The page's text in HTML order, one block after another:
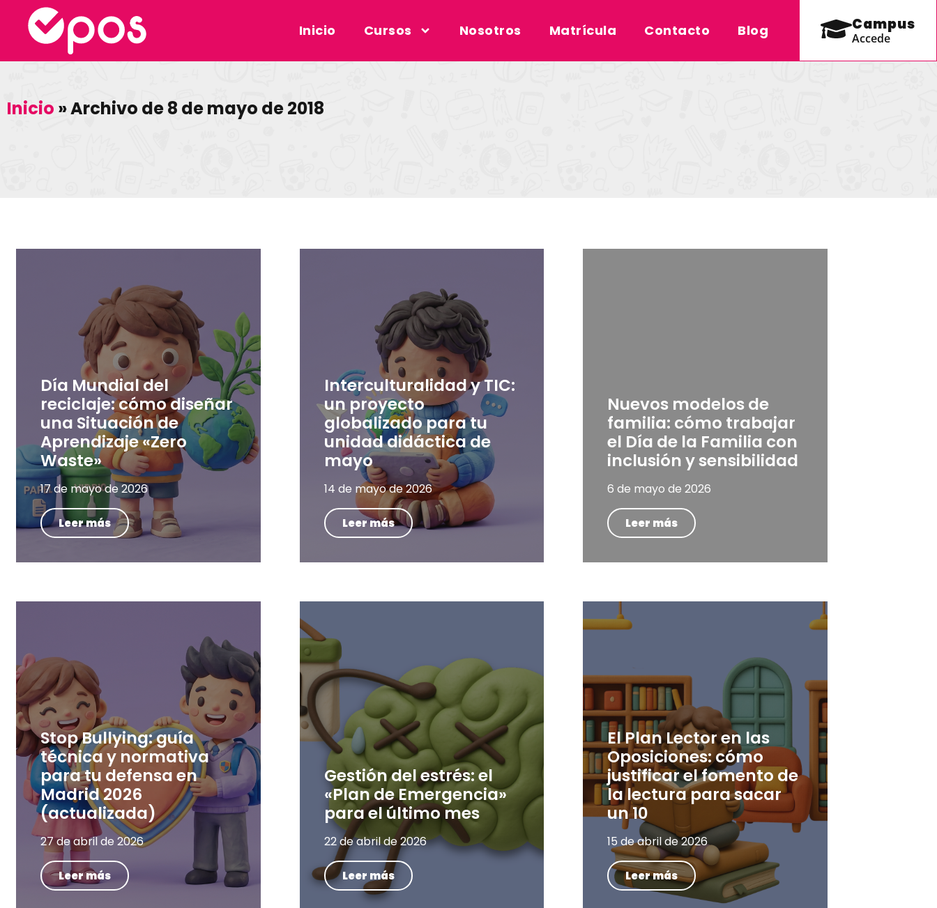
Inicio Cursos Nosotros Matrícula Contacto Blog Campus
Accede
Inicio »Archivo de 8 de mayo de 2018
Día Mundial del
reciclaje: cómo diseñar
una Situación de
Aprendizaje «Zero
Waste»
17 de mayo de 2026
Leer más
Interculturalidad y TIC:
un proyecto
globalizado para tu
unidad didáctica de
mayo
14 de mayo de 2026
Leer más
Nuevos modelos de
familia: cómo trabajar
el Día de la Familia con
inclusión y sensibilidad
6 de mayo de 2026
Leer más
Stop Bullying: guía
técnica y normativa
para tu defensa en
Madrid 2026
(actualizada)
27 de abril de 2026
Leer más
Gestión del estrés: el
«Plan de Emergencia»
para el último mes
22 de abril de 2026
Leer más
El Plan Lector en las
Oposiciones: cómo
justificar el fomento de
la lectura para sacar
un 10
15 de abril de 2026
Leer más